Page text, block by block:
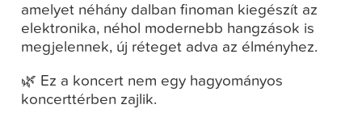
amelyet néhány dalban finoman kiegészít az
elektronika, néhol modernebb hangzások is
megjelennek, új réteget adva az élményhez.
🌿 Ez a koncert nem egy hagyományos
koncerttérben zajlik.